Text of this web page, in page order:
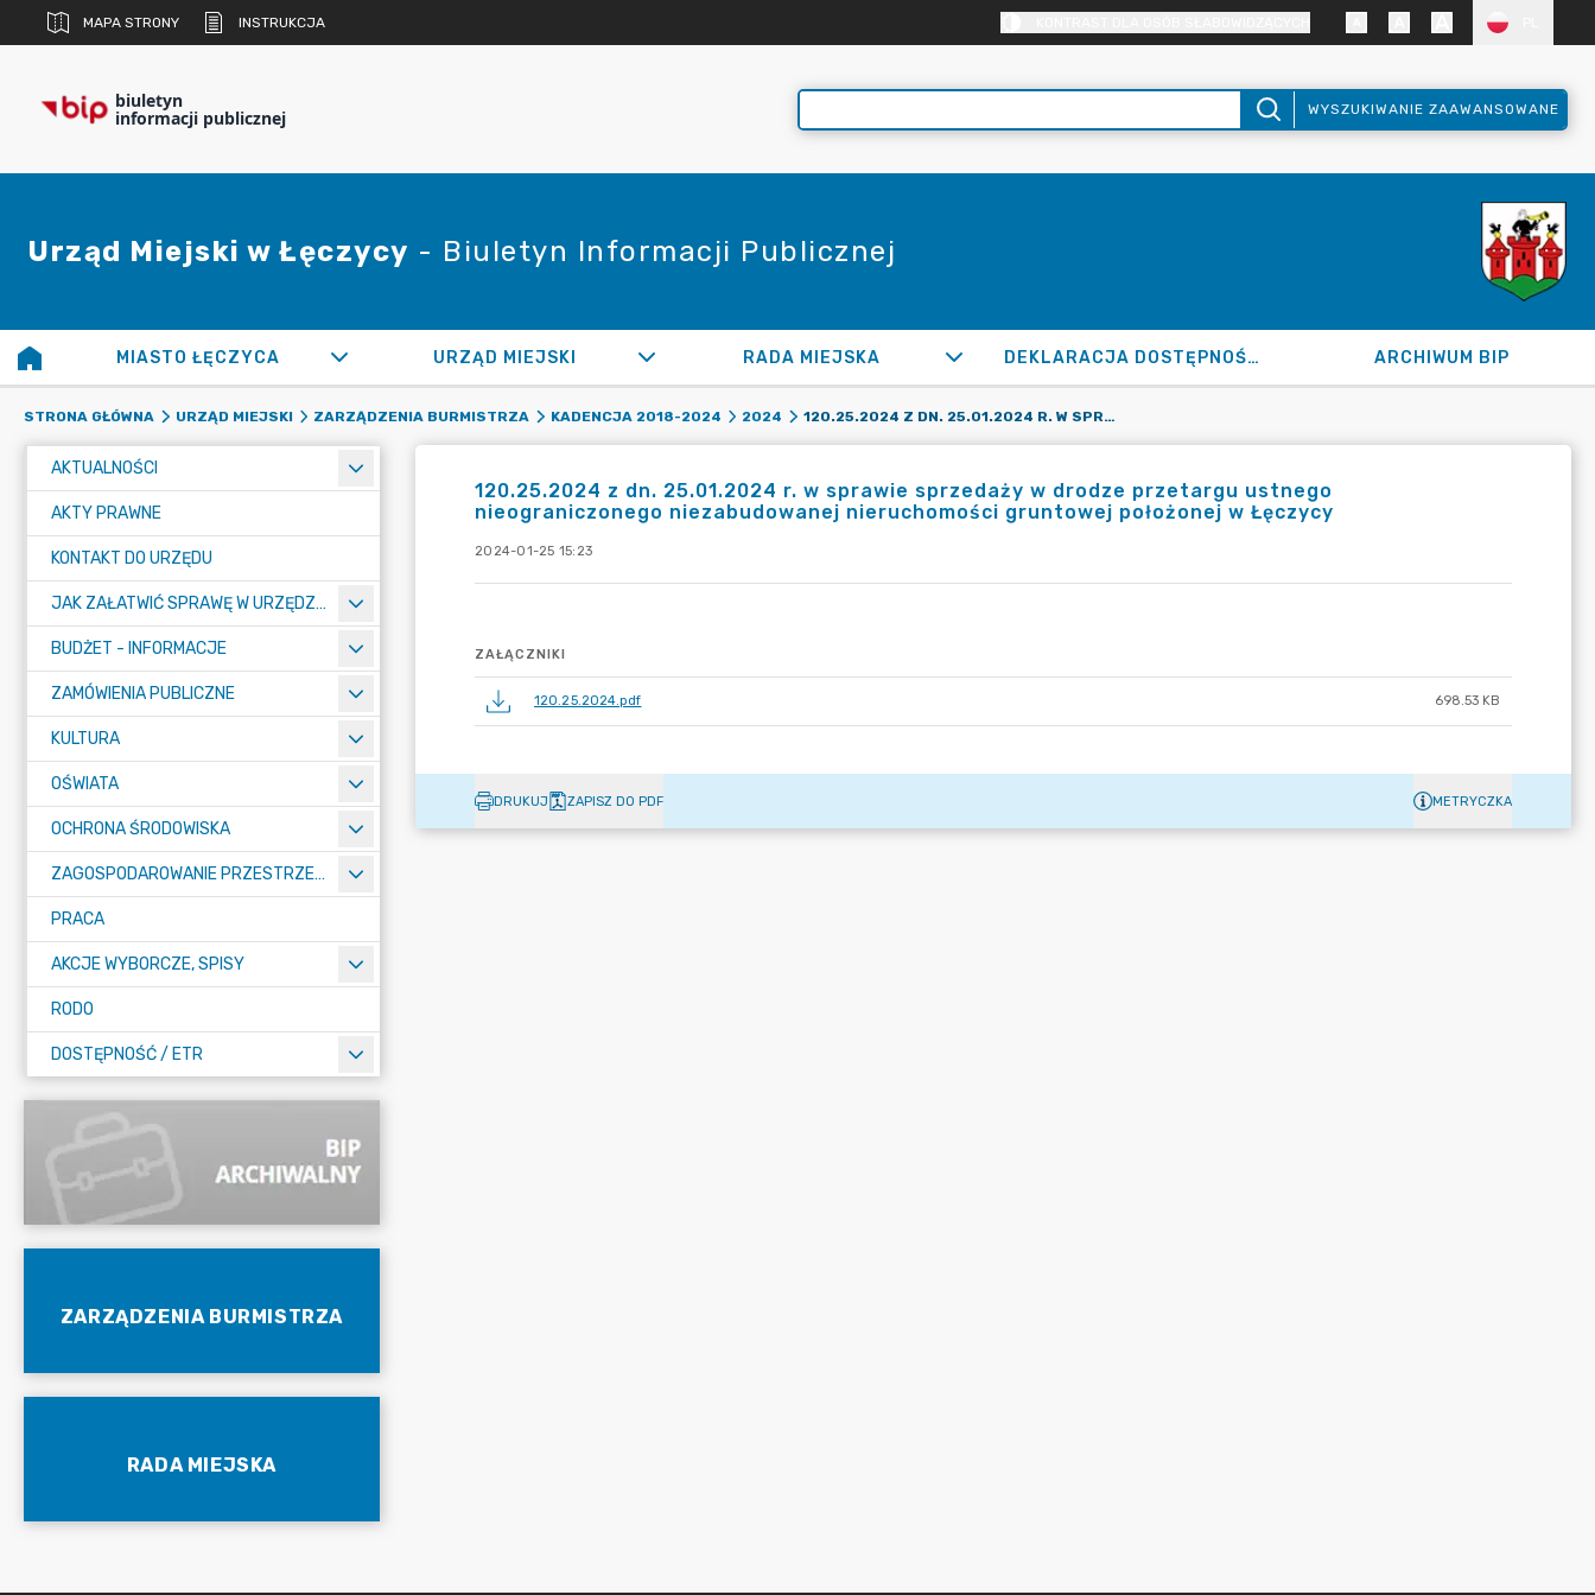
MAPA STRONY INSTRUKCJA
biuletyn
informacji publicznej WYSZUKIWANIE ZAAWANSOWANE
Urząd Miejski w Łęczycy - Biuletyn Informacji Publicznej
MIASTO ŁĘCZYCA URZĄD MIEJSKI RADA MIEJSKA DEKLARACJA DOSTĘPNOŚCI ARCHIWUM BIP
STRONA GŁÓWNA URZĄD MIEJSKI ZARZĄDZENIA BURMISTRZA KADENCJA 2018-2024 2024 120.25.2024 Z DN. 25.01.2024 R. W SPRAWIE SPRZEDAŻY W DRODZE PRZETARGU USTNEGO NIEOGRANICZONEGO NIEZABUDOWANEJ NIERUCHOMOŚCI GRUNTOWEJ POŁOŻONEJ W ŁĘCZYCY
AKTUALNOŚCI
AKTY PRAWNE
KONTAKT DO URZĘDU
JAK ZAŁATWIĆ SPRAWĘ W URZĘDZIE
BUDŻET - INFORMACJE
ZAMÓWIENIA PUBLICZNE
KULTURA
OŚWIATA
OCHRONA ŚRODOWISKA
ZAGOSPODAROWANIE PRZESTRZENNE
PRACA
AKCJE WYBORCZE, SPISY
RODO
DOSTĘPNOŚĆ / ETR
ZARZĄDZENIA BURMISTRZA
RADA MIEJSKA
120.25.2024 z dn. 25.01.2024 r. w sprawie sprzedaży w drodze przetargu ustnego
nieograniczonego niezabudowanej nieruchomości gruntowej położonej w Łęczycy
2024-01-25 15:23
ZAŁĄCZNIKI
120.25.2024.pdf 698.53 KB
DRUKUJ ZAPISZ DO PDF METRYCZKA